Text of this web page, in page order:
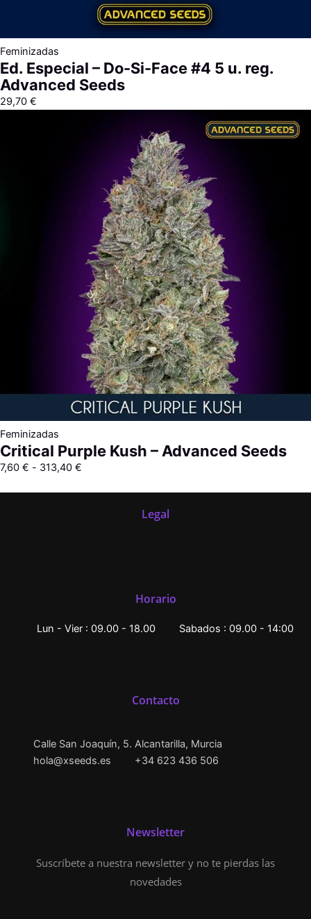
Feminizadas
Ed. Especial – Do-Si-Face #4 5 u. reg.
Advanced Seeds
29,70 €
Feminizadas
Critical Purple Kush – Advanced Seeds
7,60 € - 313,40 €
hasta
313,40 €
Legal
Horario
Lun - Vier : 09.00 - 18.00 Sabados : 09.00 - 14:00
Contacto
Calle San Joaquín, 5. Alcantarilla, Murcia
hola@xseeds.es
+34 623 436 506
Newsletter
Suscríbete a nuestra newsletter y no te pierdas las
novedades